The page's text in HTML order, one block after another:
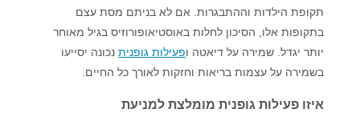
תקופת הילדות וההתבגרות. אם לא בניתם מסת עצם
בתקופות אלו, הסיכון לחלות באוסטיאופורוזיס בגיל מאוחר
יותר יגדל. שמירה על דיאטה ופעילות גופניתנכונה יסייעו
בשמירה על עצמות בריאות וחזקות לאורך כל החיים.
איזו פעילות גופנית מומלצת למניעת